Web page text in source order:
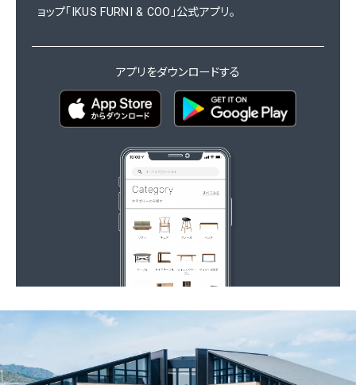
ョップ「IKUS FURNI & COO」公式アプリ。
アプリをダウンロードする